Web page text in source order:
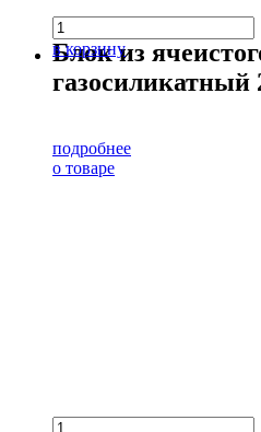
в корзину
Блок из
газосиликатный
подробнее
о товаре